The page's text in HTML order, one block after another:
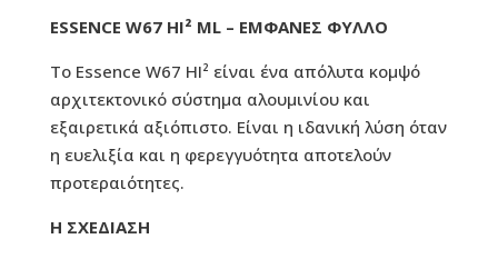
ESSENCE W67 HI² ML – ΕΜΦΑΝΕΣ ΦΥΛΛΟ
Το Essence W67 HI² είναι ένα απόλυτα κομψό
αρχιτεκτονικό σύστημα αλουμινίου και
εξαιρετικά αξιόπιστο. Είναι η ιδανική λύση όταν
η ευελιξία και η φερεγγυότητα αποτελούν
προτεραιότητες.
Η ΣΧΕΔΙΑΣΗ